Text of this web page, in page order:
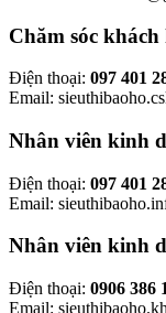
Chăm sóc khách
Điện thoại: 097 401
Email:
Nhân viên kinh
Điện thoại: 097 401
Email:
Nhân viên kinh
Điện thoại: 0906 386
Email: